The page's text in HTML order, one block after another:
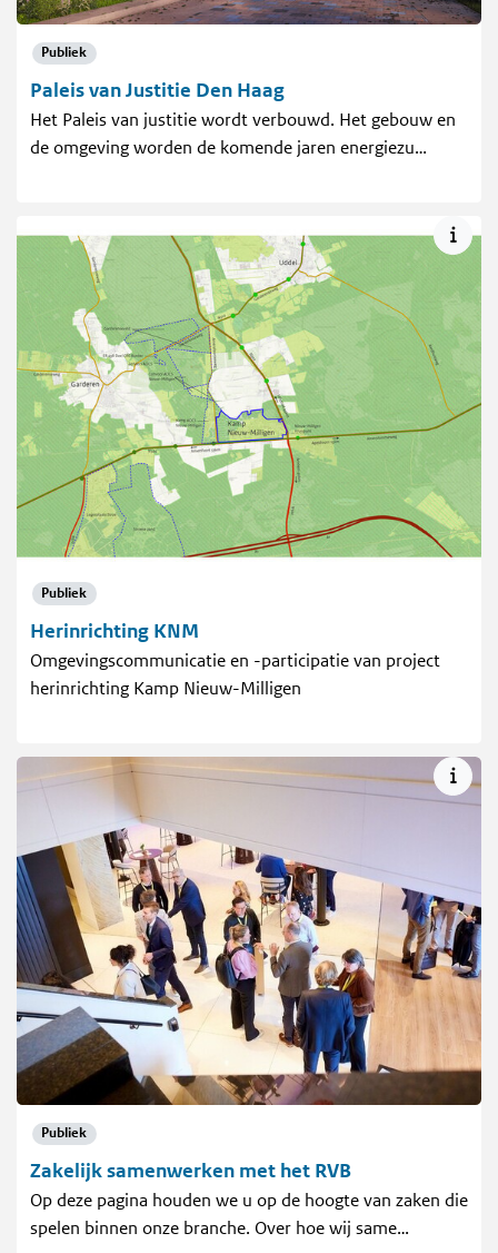
Paleis van Justitie Den Haag
Publiek
Het Paleis van justitie wordt verbouwd. Het gebouw en
de omgeving worden de komende jaren energiezu…
Herinrichting KNM
Publiek
Omgevingscommunicatie en -participatie van project
herinrichting Kamp Nieuw-Milligen
Zakelijk samenwerken met het RVB
Publiek
Op deze pagina houden we u op de hoogte van zaken die
spelen binnen onze branche. Over hoe wij same…